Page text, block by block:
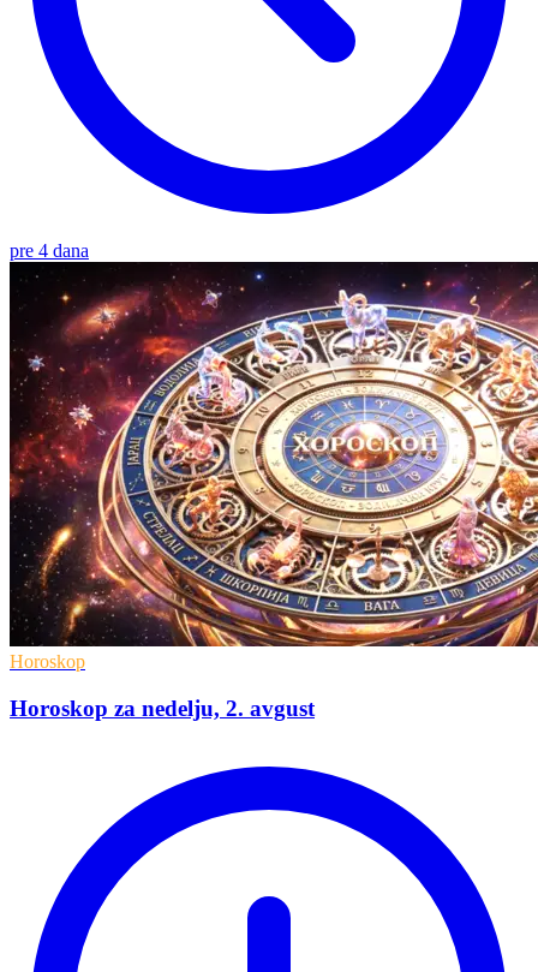
pre 4 dana
Horoskop
Horoskop za nedelju, 2. avgust